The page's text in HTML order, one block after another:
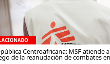
Centroafricana: MSF atiende
de la reanudación de combates